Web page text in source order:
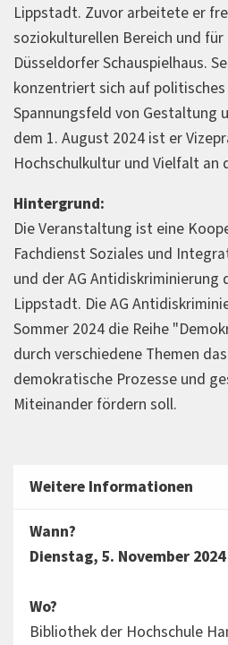
Lippstadt. Zuvor arbeitete er
soziokulturellen Bereich und
Düsseldorfer Schauspielhaus.
konzentriert sich auf
Spannungsfeld von Gestaltung
dem 1. August 2024 ist er
Hochschulkultur und Vielfalt an
Hintergrund:
Die Veranstaltung ist eine
Fachdienst Soziales und
und der AG Antidiskriminierung
Lippstadt. Die AG
Sommer 2024 die Reihe
durch verschiedene Themen
demokratische Prozesse und
Miteinander fördern soll.
Weitere Informationen
Wann?
Dienstag, 5. November 2024
Wo?
Bibliothek der Hochschule